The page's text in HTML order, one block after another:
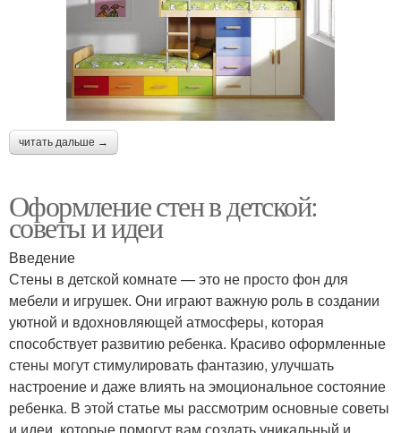
читать дальше →
Оформление стен в детской:
советы и идеи
Введение
Стены в детской комнате — это не просто фон для
мебели и игрушек. Они играют важную роль в создании
уютной и вдохновляющей атмосферы, которая
способствует развитию ребенка. Красиво оформленные
стены могут стимулировать фантазию, улучшать
настроение и даже влиять на эмоциональное состояние
ребенка. В этой статье мы рассмотрим основные советы